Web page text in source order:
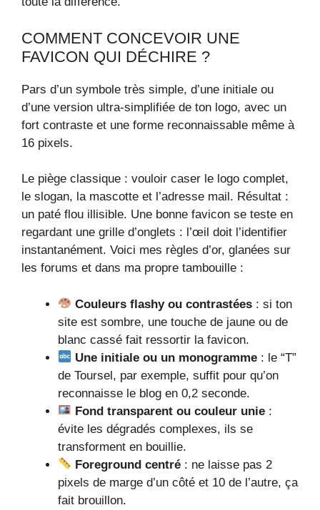
COMMENT CONCEVOIR UNE
FAVICON QUI DÉCHIRE ?
Pars d’un symbole très simple, d’une initiale ou
d’une version ultra-simplifiée de ton logo, avec un
fort contraste et une forme reconnaissable même à
16 pixels.
Le piège classique : vouloir caser le logo complet,
le slogan, la mascotte et l’adresse mail. Résultat :
un paté flou illisible. Une bonne favicon se teste en
regardant une grille d’onglets : l’œil doit l’identifier
instantanément. Voici mes règles d’or, glanées sur
les forums et dans ma propre tambouille :
Couleurs flashy ou contrastées : si ton
site est sombre, une touche de jaune ou de
blanc cassé fait ressortir la favicon.
Une initiale ou un monogramme : le “T”
de Toursel, par exemple, suffit pour qu’on
reconnaisse le blog en 0,2 seconde.
Fond transparent ou couleur unie :
évite les dégradés complexes, ils se
transforment en bouillie.
Foreground centré : ne laisse pas 2
pixels de marge d’un côté et 10 de l’autre, ça
fait brouillon.